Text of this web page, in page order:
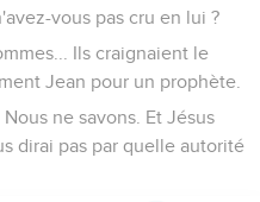
vous pas cru en lui ?
Ils craignaient le
Jean pour un prophète.
ne savons. Et Jésus
dirai pas par quelle autorité